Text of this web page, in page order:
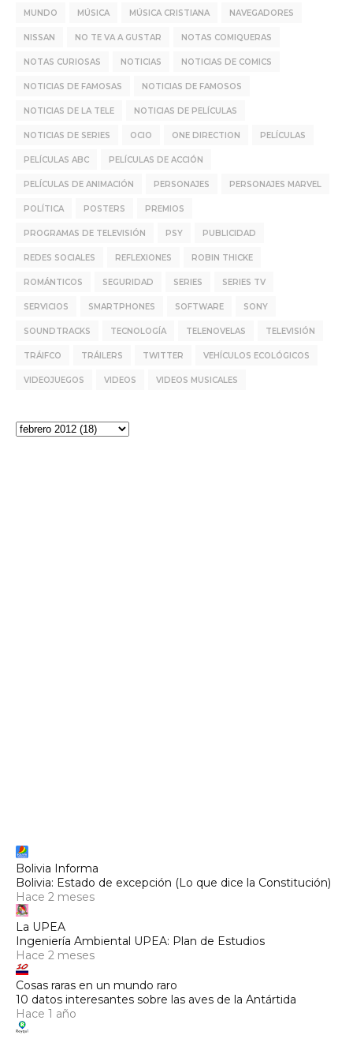
MUNDO MÚSICA MÚSICA CRISTIANA NAVEGADORES
NISSAN NO TE VA A GUSTAR NOTAS COMIQUERAS
NOTAS CURIOSAS NOTICIAS NOTICIAS DE COMICS
NOTICIAS DE FAMOSAS NOTICIAS DE FAMOSOS
NOTICIAS DE LA TELE NOTICIAS DE PELÍCULAS
NOTICIAS DE SERIES OCIO ONE DIRECTION PELÍCULAS
PELÍCULAS ABC PELÍCULAS DE ACCIÓN
PELÍCULAS DE ANIMACIÓN PERSONAJES PERSONAJES MARVEL
POLÍTICA POSTERS PREMIOS
PROGRAMAS DE TELEVISIÓN PSY PUBLICIDAD
REDES SOCIALES REFLEXIONES ROBIN THICKE
ROMÁNTICOS SEGURIDAD SERIES SERIES TV
SERVICIOS SMARTPHONES SOFTWARE SONY
SOUNDTRACKS TECNOLOGÍA TELENOVELAS TELEVISIÓN
TRÁIFCO TRÁILERS TWITTER VEHÍCULOS ECOLÓGICOS
VIDEOJUEGOS VIDEOS VIDEOS MUSICALES
Bolivia Informa
Bolivia: Estado de excepción (Lo que dice la Constitución)
Hace 2 meses
La UPEA
Ingeniería Ambiental UPEA: Plan de Estudios
Hace 2 meses
Cosas raras en un mundo raro
10 datos interesantes sobre las aves de la Antártida
Hace 1 año